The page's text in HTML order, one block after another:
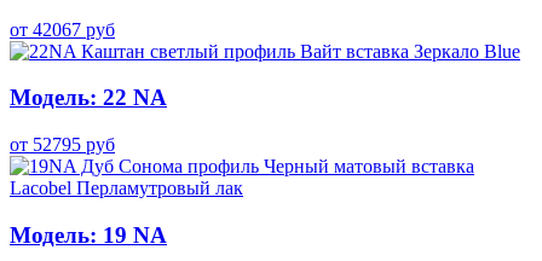
от 42067 руб
Модель: 22 NA
от 52795 руб
Модель: 19 NA